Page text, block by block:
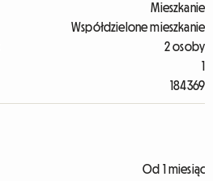
Mieszkanie
Współdzielone mieszkanie
2 osoby
1
184369
Od 1 miesiąc